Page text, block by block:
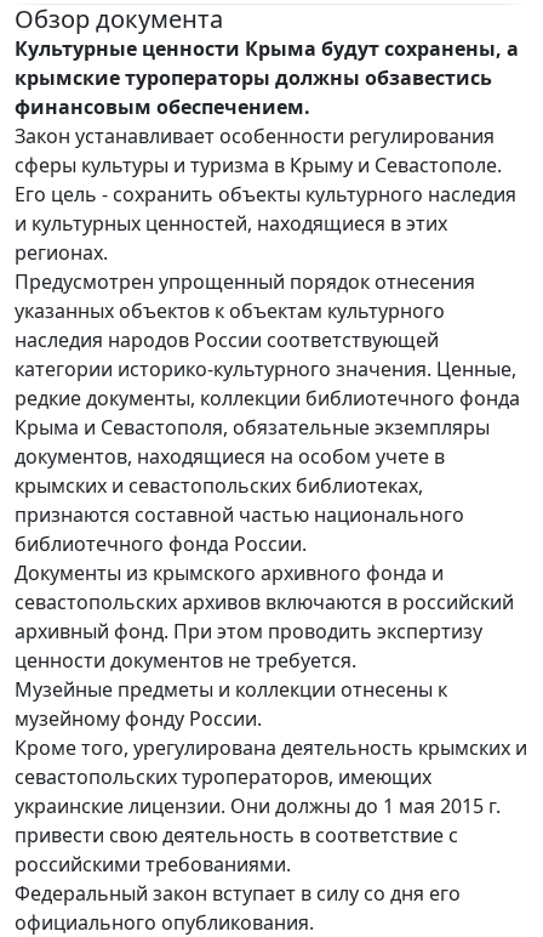
Обзор документа
Культурные ценности Крыма будут сохранены, а
крымские туроператоры должны обзавестись
финансовым обеспечением.
Закон устанавливает особенности регулирования
сферы культуры и туризма в Крыму и Севастополе.
Его цель - сохранить объекты культурного наследия
и культурных ценностей, находящиеся в этих
регионах.
Предусмотрен упрощенный порядок отнесения
указанных объектов к объектам культурного
наследия народов России соответствующей
категории историко-культурного значения. Ценные,
редкие документы, коллекции библиотечного фонда
Крыма и Севастополя, обязательные экземпляры
документов, находящиеся на особом учете в
крымских и севастопольских библиотеках,
признаются составной частью национального
библиотечного фонда России.
Документы из крымского архивного фонда и
севастопольских архивов включаются в российский
архивный фонд. При этом проводить экспертизу
ценности документов не требуется.
Музейные предметы и коллекции отнесены к
музейному фонду России.
Кроме того, урегулирована деятельность крымских и
севастопольских туроператоров, имеющих
украинские лицензии. Они должны до 1 мая 2015 г.
привести свою деятельность в соответствие с
российскими требованиями.
Федеральный закон вступает в силу со дня его
официального опубликования.